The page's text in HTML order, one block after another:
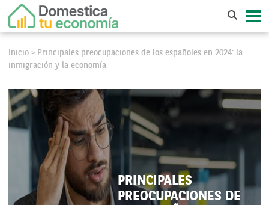
Inicio > Principales preocupaciones de los españoles en 2024: la
inmigración y la economía
PRINCIPALES
PREOCUPACIONES DE